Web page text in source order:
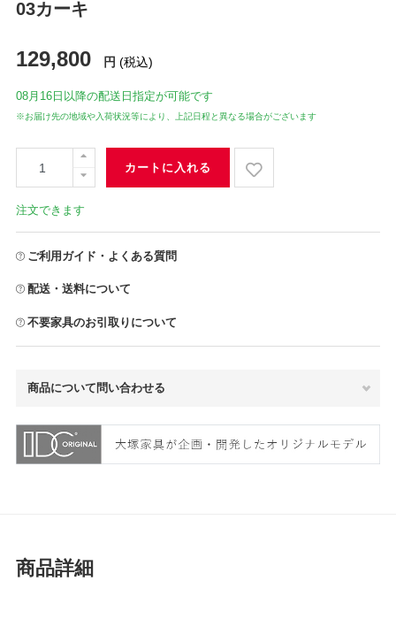
03カーキ
129,800 円 (税込)
08月16日 以降の配送日指定が可能です
※お届け先の地域や入荷状況等により、上記日程と異なる場合がございます
カートに入れる
注文できます
ご利用ガイド・よくある質問
配送・送料について
不要家具のお引取りについて
商品について問い合わせる
商品詳細